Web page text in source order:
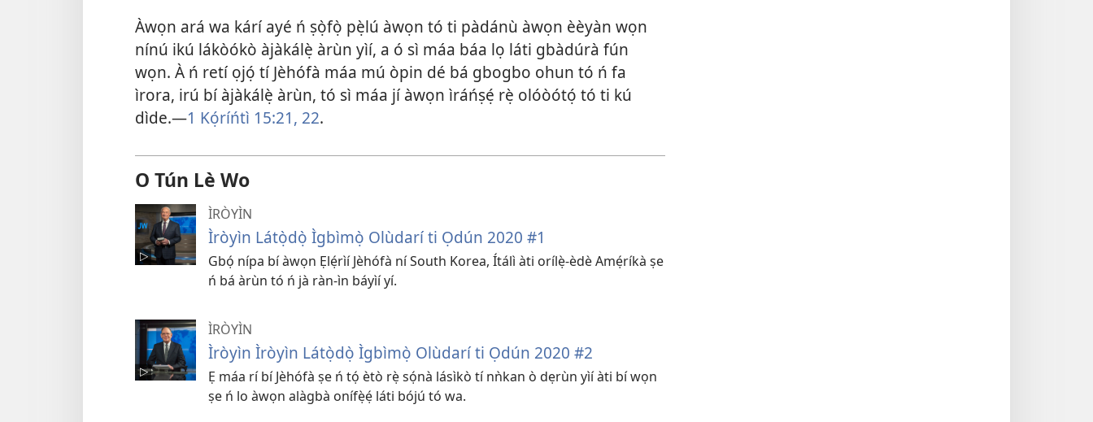
Àwọn ará wa kárí ayé ń ṣọ̀fọ̀ pẹ̀lú àwọn tó ti pàdánù àwọn èèyàn wọn
nínú ikú lákòókò àjàkálẹ̀ àrùn yìí, a ó sì máa báa lọ láti gbàdúrà fún
wọn. À ń retí ọjọ́ tí Jèhófà máa mú òpin dé bá gbogbo ohun tó ń fa
ìrora, irú bí àjàkálẹ̀ àrùn, tó sì máa jí àwọn ìráńṣẹ́ rẹ̀ olóòótọ́ tó ti kú
dìde.​—1 Kọ́ríńtì 15:21, 22.
O Tún Lè Wo
ÌRÒYÌN
Ìròyìn Látọ̀dọ̀ Ìgbìmọ̀ Olùdarí ti Ọdún 2020 #1
Gbọ́ nípa bí àwọn Ẹlẹ́rìí Jèhófà ní South Korea, Ítálì àti orílẹ̀-èdè Amẹ́ríkà ṣe
ń bá àrùn tó ń jà ràn-ìn báyìí yí.
ÌRÒYÌN
Ìròyìn Ìròyìn Látọ̀dọ̀ Ìgbìmọ̀ Olùdarí ti Ọdún 2020 #2
Ẹ máa rí bí Jèhófà ṣe ń tọ́ ètò rẹ̀ sọ́nà lásìkò tí nǹkan ò dẹrùn yìí àti bí wọn
ṣe ń lo àwọn alàgbà onífẹ̀ẹ́ láti bójú tó wa.